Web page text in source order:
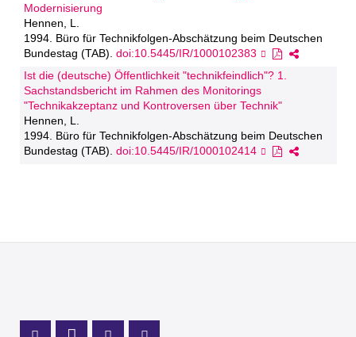
Modernisierung
Hennen, L.
1994. Büro für Technikfolgen-Abschätzung beim Deutschen
Bundestag (TAB). doi:10.5445/IR/1000102383
Ist die (deutsche) Öffentlichkeit "technikfeindlich"? 1.
Sachstandsbericht im Rahmen des Monitorings
"Technikakzeptanz und Kontroversen über Technik"
Hennen, L.
1994. Büro für Technikfolgen-Abschätzung beim Deutschen
Bundestag (TAB). doi:10.5445/IR/1000102414